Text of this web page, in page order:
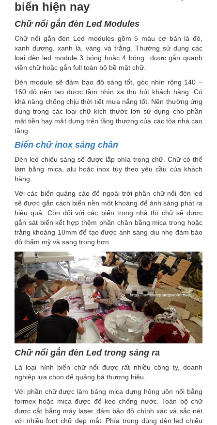
biến hiện nay
Chữ nổi gắn đèn Led Modules
Chữ nổi gắn đèn Led modules gồm 5 màu cơ bản là đỏ,
xanh dương, xanh lá, vàng và trắng. Thường sử dụng các
loại đèn led module 3 bóng hoặc 4 bóng...được gắn quanh
viền chữ hoặc gắn full toàn bộ bề mặt chữ.
Đèn module sẽ đảm bạo độ sáng tốt, góc nhìn rộng 140 –
160 độ nên tạo được tầm nhìn xa thu hút khách hàng. Có
khả năng chống chịu thời tiết mưa nắng tốt. Nên thường ứng
dụng trong các loại chữ kích thước lớn sử dụng cho phần
mặt tiền hay mặt dựng trên tầng thượng của các tòa nhà cao
tầng.
Biển chữ inox sáng chân
Đèn led chiếu sáng sẽ được lắp phía trong chữ. Chữ có thể
làm bằng mica, alu hoặc inox tùy theo yêu cầu của khách
hàng.
Vời các biển quảng cáo để ngoài trời phần chữ nổi đèn led
sẽ được gắn cách biển nền một khoảng để ánh sáng phát ra
hiệu quả. Còn đối với các biển trong nhà thì chữ sẽ được
gắn sát biển kết hợp thêm phần chân bằng mica trong hoặc
trắng khoảng 10mm để tạo được ánh sáng dịu nhẹ đảm bảo
độ thẩm mỹ và sang trọng hơn.
Chữ nổi gắn đèn Led trong sáng ra
Là loại hình biển chữ nổi được rất nhiều công ty, doanh
nghiệp lựa chọn để quảng bá thương hiệu.
Với phần chữ được làm bảng mica dựng hông uôn nổi bằng
formex hoặc mica được đổ keo chống nước. Toàn bộ chữ
được cắt bằng máy laser đảm bảo độ chính xác và sắc nét
với nhiều font chữ đẹp mắt. Phía trong dùng đèn led chiếu